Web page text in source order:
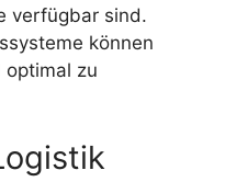
verfügbar sind.
können
zu